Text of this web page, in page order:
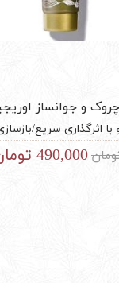
و جوانساز
15 میل
اثرگذاری سریع/
انواع پوست
490,000 تومان